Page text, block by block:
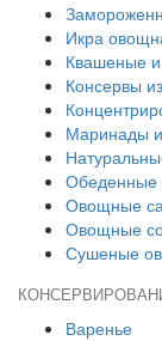
Икра
Квашеные
Консервы
Маринады
Обеденные
Овощные
Овощные
Сушеные
Варенье